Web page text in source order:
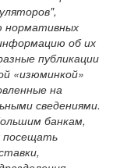
нормативных
об их
публикации
«изюминкой»
на
сведениями.
банкам,
посещать